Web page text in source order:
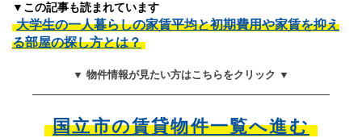
▼この記事も読まれています
大学生の一人暮らしの家賃平均と初期費用や家賃を抑え
る部屋の探し方とは？
▼ 物件情報が見たい方はこちらをクリック ▼
国立市の賃貸物件一覧へ進む